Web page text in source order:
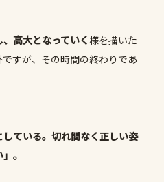
高大となっていく 様を描いた
すが、その時間の終わりであ
している。切れ間なく正しい姿
。